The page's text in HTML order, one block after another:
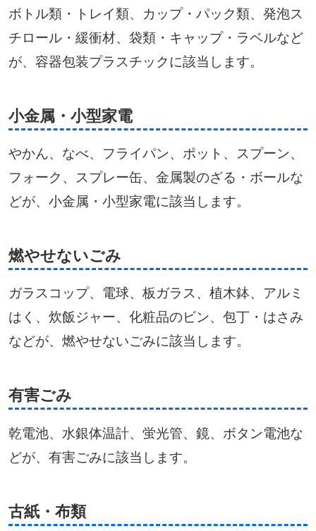
ボトル類・トレイ類、カップ・パック類、発泡ス
チロール・緩衝材、袋類・キャップ・ラベルなど
が、容器包装プラスチックに該当します。
小金属・小型家電
やかん、なべ、フライパン、ポット、スプーン、
フォーク、スプレー缶、金属製のざる・ボールな
どが、小金属・小型家電に該当します。
燃やせないごみ
ガラスコップ、電球、板ガラス、植木鉢、アルミ
はく、炊飯ジャー、化粧品のビン、包丁・はさみ
などが、燃やせないごみに該当します。
有害ごみ
乾電池、水銀体温計、蛍光管、鏡、ボタン電池な
どが、有害ごみに該当します。
古紙・布類